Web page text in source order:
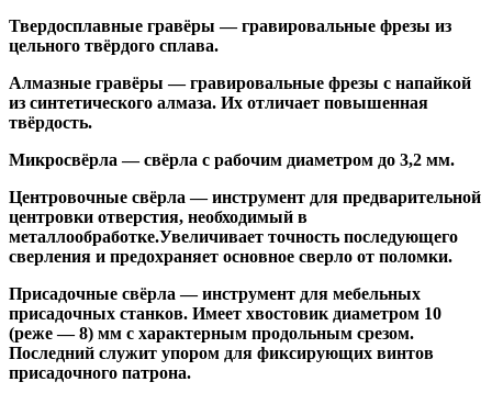
Твердосплавные гравёры — гравировальные фрезы из
цельного твёрдого сплава.
Алмазные гравёры — гравировальные фрезы с напайкой
из синтетического алмаза. Их отличает повышенная
твёрдость.
Микросвёрла — свёрла с рабочим диаметром до 3,2 мм.
Центровочные свёрла — инструмент для предварительной
центровки отверстия, необходимый в
металлообработке.Увеличивает точность последующего
сверления и предохраняет основное сверло от поломки.
Присадочные свёрла — инструмент для мебельных
присадочных станков. Имеет хвостовик диаметром 10
(реже — 8) мм с характерным продольным срезом.
Последний служит упором для фиксирующих винтов
присадочного патрона.